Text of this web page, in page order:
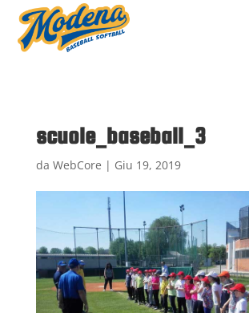
scuole_baseball_3
da WebCore | Giu 19, 2019